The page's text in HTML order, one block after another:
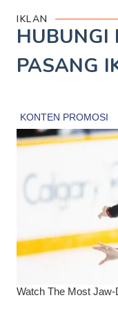
IKLAN
HUBUNGI
PASANG